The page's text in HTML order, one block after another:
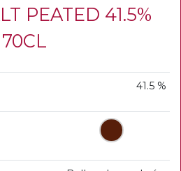
PEATED 41.5%
70CL
41.5 %